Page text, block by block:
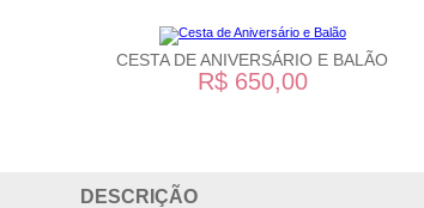
CESTA DE ANIVERSÁRIO E BALÃO
R$ 650,00
DESCRIÇÃO